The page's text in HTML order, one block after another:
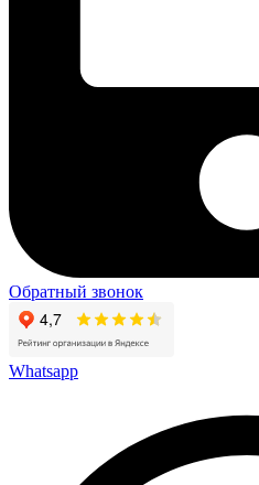
Обратный звонок
Whatsapp